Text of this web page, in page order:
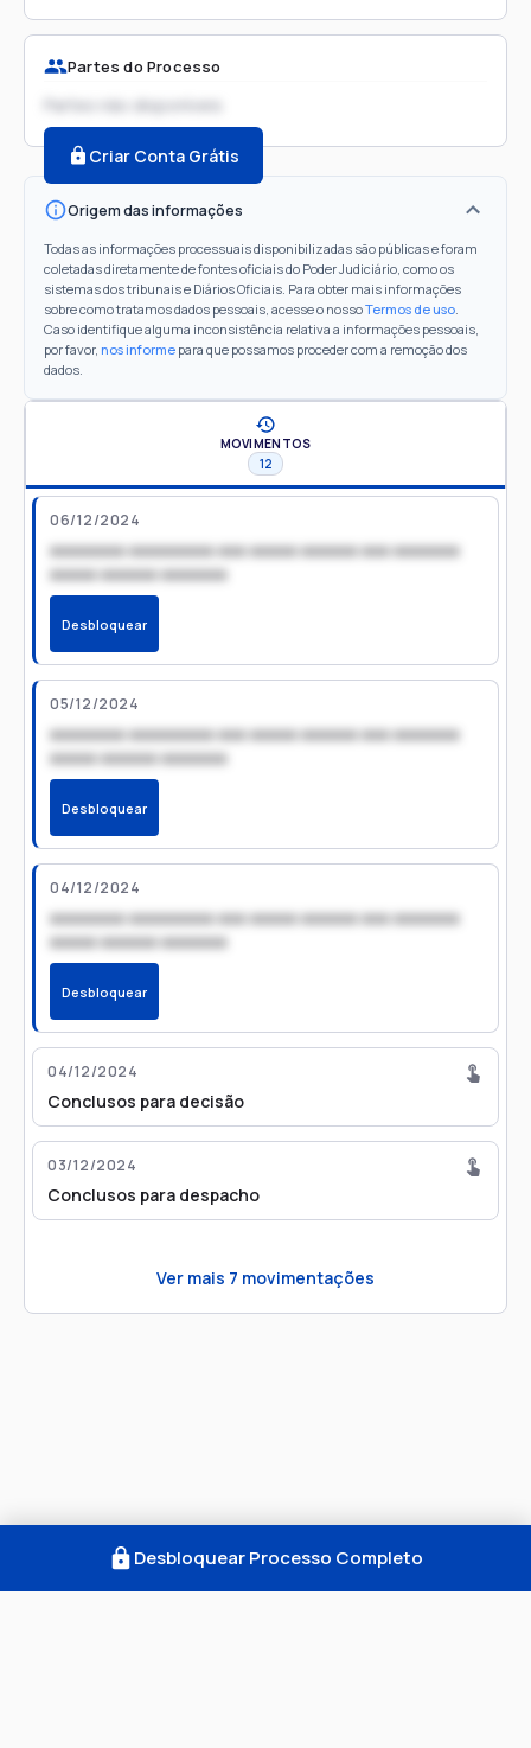
Partes do Processo
Partes não disponíveis
Criar Conta Grátis
Origem das informações
Todas as informações processuais disponibilizadas são públicas e foram
coletadas diretamente de fontes oficiais do Poder Judiciário, como os
sistemas dos tribunais e Diários Oficiais. Para obter mais informações
sobre como tratamos dados pessoais, acesse o nossoTermos de uso.
Caso identifique alguma inconsistência relativa a informações pessoais,
por favor, nos informe para que possamos proceder com a remoção dos
dados.
MOVIMENTOS
12
06/12/2024
xxxxxxxx xxxxxxxxx xxx xxxxx xxxxxx xxx xxxxxxx
xxxxx xxxxxx xxxxxxx
Desbloquear
05/12/2024
xxxxxxxx xxxxxxxxx xxx xxxxx xxxxxx xxx xxxxxxx
xxxxx xxxxxx xxxxxxx
Desbloquear
04/12/2024
xxxxxxxx xxxxxxxxx xxx xxxxx xxxxxx xxx xxxxxxx
xxxxx xxxxxx xxxxxxx
Desbloquear
04/12/2024
Conclusos para decisão
03/12/2024
Conclusos para despacho
Ver mais 7 movimentações
Desbloquear Processo Completo